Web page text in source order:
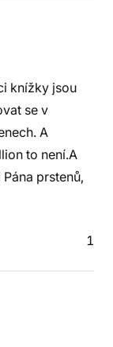
knížky jsou
se v
A
to není.A
prstenů,
1